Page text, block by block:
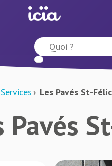
Services Les Pavés St-
Pavés